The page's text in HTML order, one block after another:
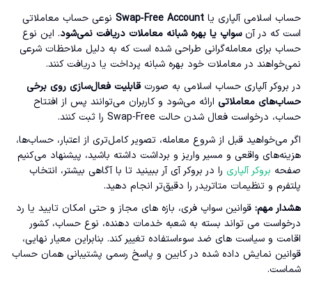
حساب اسلامی آلپاری یا Swap‑Free Account نوعی حساب معاملاتی
است که در آنسواپ یا بهره شبانه معاملات دریافت نمی‌شود. این نوع
حساب برای معامله‌گرانی طراحی شده است که به دلیل ملاحظات شرعی
نمی‌خواهند در معاملات خود بهره شبانه پرداخت یا دریافت کنند.
در بروکر آلپاری حساب اسلامی به صورتقابلیت فعال‌سازی روی برخی
حساب‌های معاملاتی ارائه می‌شود و کاربران می‌توانند پس از افتتاح
حساب، درخواست فعال شدن حالت Swap‑Free را ثبت کنند.
اگر می‌خواهید قبل از شروع معامله، تصویر کامل‌تری از اعتبار، حساب‌ها،
هزینه‌های واقعی و مسیر واریز و برداشت داشته باشید، پیشنهاد می‌کنیم
صفحه بروکر آلپاری را در بروکر آی آر ببینید تا با آگاهی بیشتر، انتخاب
پلتفرم و تنظیمات متاتریدر را دقیق‌تر انجام دهید.
هشدار مهم: قوانین سواپ فری، بازه های مجاز و حتی امکان تایید یا رد
درخواست می تواند بسته به شعبه خدمات دهنده، نوع حساب، کشور
اقامت و سیاست های ضد سوءاستفاده تغییر کند. بنابراین معیار نهایی،
قوانین نمایش داده شده در کابین و پاسخ رسمی پشتیبانی همان حساب
شماست.